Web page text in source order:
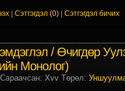
Сэтгэгдэл (0)| Сэтгэгдэл бичих
/ ​​​​Өчигдөр
Монолог)
Xvv Төрөл: